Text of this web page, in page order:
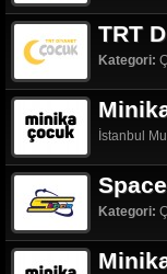
TRT
Kategori:
İstanbul
Kategori: